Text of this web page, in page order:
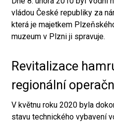
vládou České republiky za
která je majetkem
muzeum v Plzni ji spravuje.
Revitalizace
regionální
V květnu roku 2020 byla
stavu technického vybavení